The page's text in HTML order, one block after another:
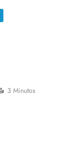
3 Minutos